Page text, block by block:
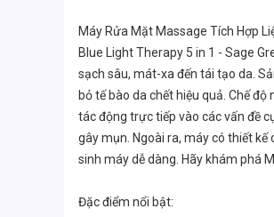
Máy Rửa Mặt Massage Tích Hợp
Blue Light Therapy 5 in 1 - Sage
sạch sâu, mát-xa đến tái tạo da.
bỏ tế bào da chết hiệu quả. Chế
tác động trực tiếp vào các vấn đề
gây mụn. Ngoài ra, máy có thiết
sinh máy dễ dàng. Hãy khám phá
Đặc điểm nổi bật: